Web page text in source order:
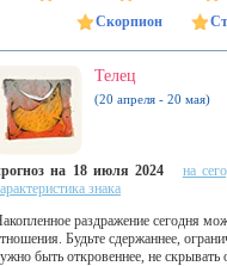
Скорпион
Телец
(20 апреля - 20 мая)
на 18 июля 2024
на
знака
раздражение сегодня
Будьте сдержаннее,
быть откровеннее, не